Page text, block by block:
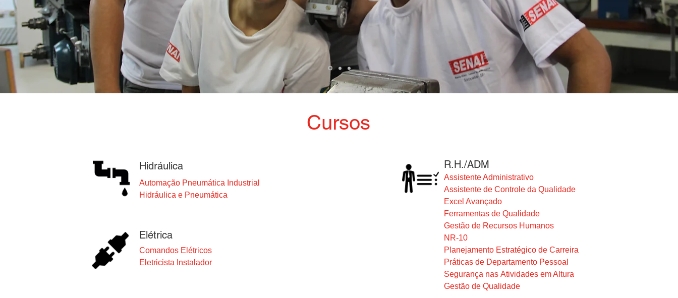
Cursos
Hidráulica
Automação Pneumática Industrial
Hidráulica e Pneumática
Elétrica
Comandos Elétricos
Eletricista Instalador
R.H./ADM
Assistente Administrativo
Assistente de Controle da Qualidade
Excel Avançado
Ferramentas de Qualidade
Gestão de Recursos Humanos
NR-10
Planejamento Estratégico de Carreira
Práticas de Departamento Pessoal
Segurança nas Atividades em Altura
Gestão de Qualidade